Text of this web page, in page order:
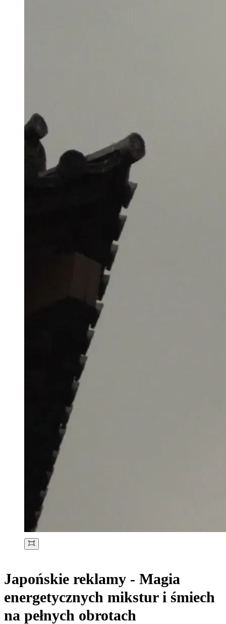
Japońskie reklamy - Magia
energetycznych mikstur i śmiech
na pełnych obrotach